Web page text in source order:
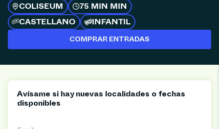
COLISEUM
75 MIN MIN
CASTELLANO
INFANTIL
COMPRAR ENTRADAS
Avísame si hay nuevas localidades o fechas
disponibles